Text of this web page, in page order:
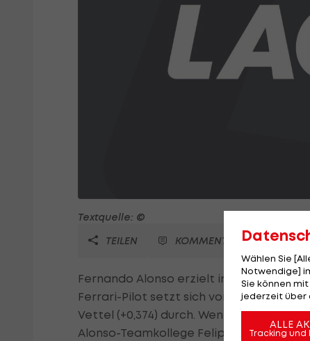
Textquelle: ©
TEILEN
KOMMENTARE
Fernando Alonso erzielt im 1. Training
Ferrari-Pilot setzt sich vor den beiden
Vettel (+0,374) durch. Weniger als eine
Alonso-Teamkollege Felipe Massa, auf.
Wählen Sie
Notwendige]
Sie können
jederzeit über
ALLE
Tracking und